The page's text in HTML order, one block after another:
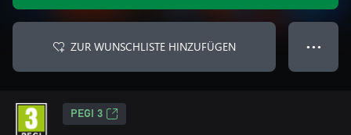
ZUR WUNSCHLISTE HINZUFÜGEN ● ● ●
PEGI 3